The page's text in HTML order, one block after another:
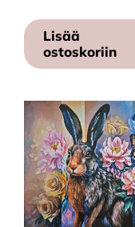
Lisää
ostoskoriin